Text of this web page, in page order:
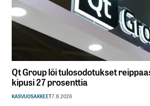
Qt Group löi tulosodotukset
kipusi 27 prosenttia
KASVUOSAKKEET7.8.2026